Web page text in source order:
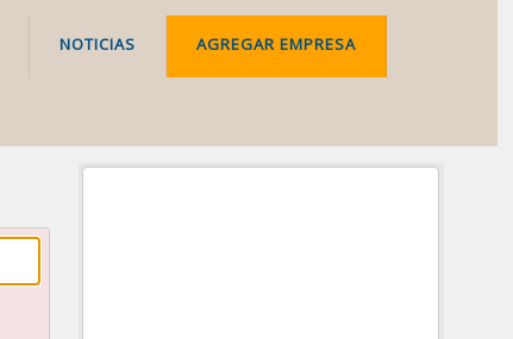
NOTICIAS AGREGAR EMPRESA